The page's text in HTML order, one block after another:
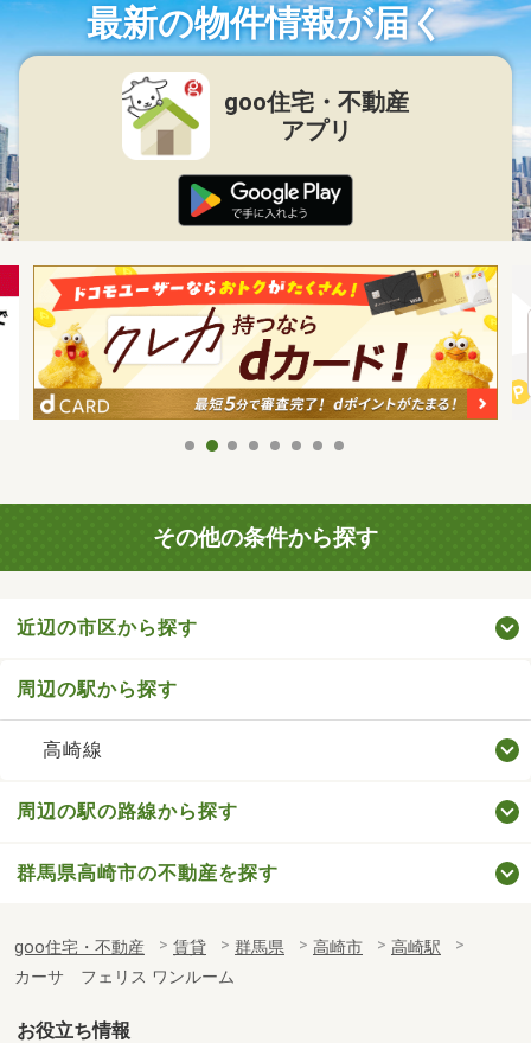
最新の物件情報が届く
goo住宅・不動産
アプリ
その他の条件から探す
近辺の市区から探す
周辺の駅から探す
高崎線
周辺の駅の路線から探す
群馬県高崎市の不動産を探す
goo住宅・不動産 賃貸 群馬県 高崎市
高崎駅
カーサ フェリス ワンルーム
お役立ち情報